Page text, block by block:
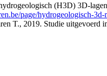
(H3D) 3D-
page/hydrogeologisch-
T., 2019. Studie uitgevoerd